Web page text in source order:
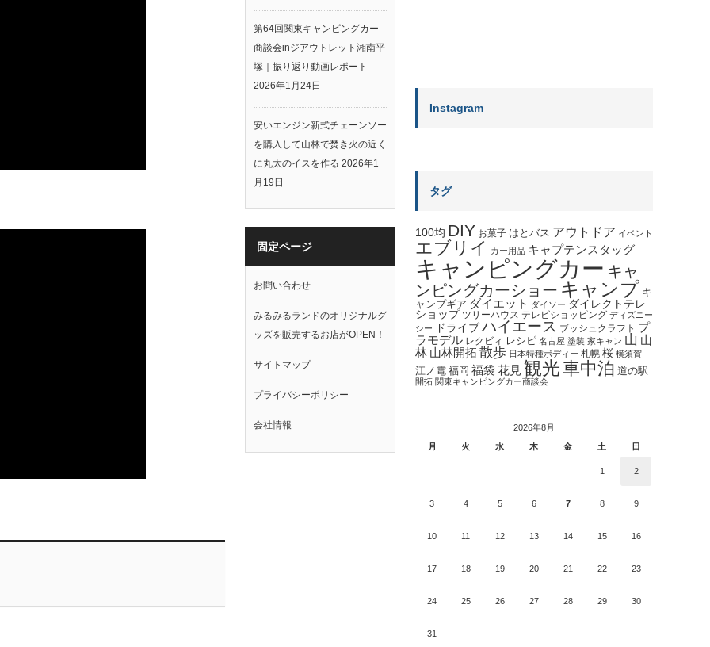
第64回関東キャンピングカー
商談会inジアウトレット湘南平
塚｜振り返り動画レポート
2026年1月24日
安いエンジン新式チェーンソー
を購入して山林で焚き火の近く
に丸太のイスを作る 2026年1
月19日
固定ページ
お問い合わせ
みるみるランドのオリジナルグ
ッズを販売するお店がOPEN！
サイトマップ
プライバシーポリシー
会社情報
Instagram
タグ
100均 DIY お菓子 はとバス アウトドア イベント
エブリイ カー用品 キャプテンスタッグ
キャンピングカー キャ
ンピングカーショー キャンプ キ
ャンプギア ダイエット ダイソー ダイレクトテレ
ショップ ツリーハウス テレビショッピング ディズニー
シー
ドライブハイエース ブッシュクラフト プ
ラモデル レクビィ レシピ 名古屋 塗装 家キャン 山 山
林 山林開拓 散歩 日本特種ボディー 札幌 桜 横須賀
江ノ電 福岡 福袋 花見 観光車中泊 道の駅
開拓 関東キャンピングカー商談会
2026年8月
月
火 水 木 金 土 日
1 2
3 4 5 6 7 8 9
10 11 12 13 14 15 16
17 18 19 20 21 22 23
24 25 26 27 28 29 30
31